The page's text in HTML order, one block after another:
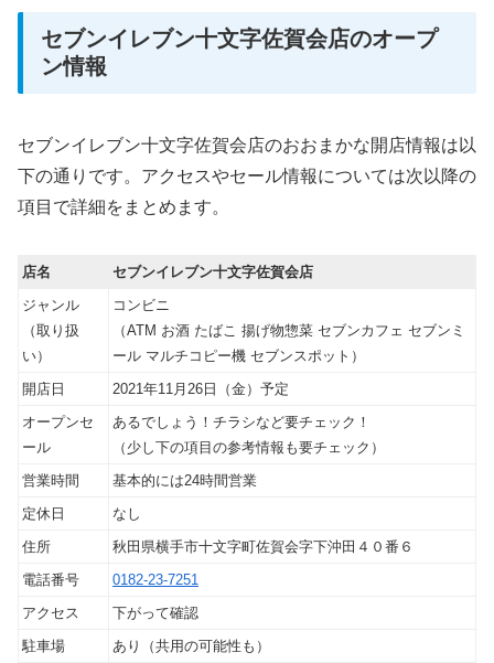
セブンイレブン十文字佐賀会店のオープ
ン情報
セブンイレブン十文字佐賀会店のおおまかな開店情報は以
下の通りです。アクセスやセール情報については次以降の
項目で詳細をまとめます。
店名
セブンイレブン十文字佐賀会店
ジャンル
（取り扱
い）
コンビニ
（ATM お酒 たばこ 揚げ物惣菜 セブンカフェ セブンミ
ール マルチコピー機 セブンスポット）
開店日
2021年11月26日（金）予定
オープンセ
ール
あるでしょう！チラシなど要チェック！
（少し下の項目の参考情報も要チェック）
営業時間
基本的には24時間営業
定休日
なし
住所
秋田県横手市十文字町佐賀会字下沖田４０番６
電話番号
0182-23-7251
アクセス
下がって確認
駐車場
あり（共用の可能性も）